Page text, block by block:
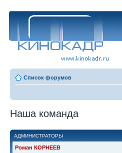
Список форумов
Наша команда
АДМИНИСТРАТОРЫ
Роман КОРНЕЕВ